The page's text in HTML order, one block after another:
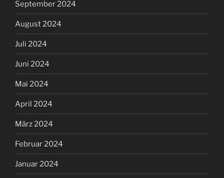
September 2024
August 2024
Juli 2024
Juni 2024
Mai 2024
April 2024
März 2024
Februar 2024
Januar 2024